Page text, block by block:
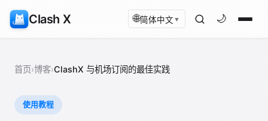
Clash X 🌐简体中文 ▼ 🌙
首页›博客›ClashX 与机场订阅的最佳实践
使用教程